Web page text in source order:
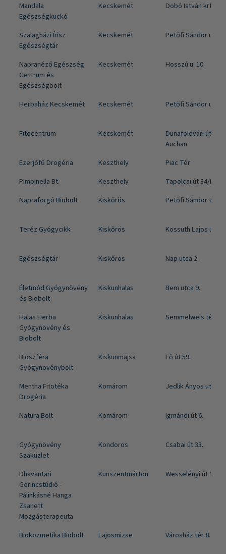
Mandala
Egészségkuckó
Kecskemét Dobó István krt. 3.
Szalagházi Írisz
Egészségtár
Kecskemét Petőfi Sándor utca
Napranéző Egészség
Centrum és
Egészségbolt
Kecskemét Hosszú u. 10.
Herbaház Kecskemét Kecskemét Petőfi Sándor u. 1.
Fitocentrum Kecskemét
Dunaföldvári út 2. -
Auchan
Ezerjófű Drogéria
Keszthely
Piac Tér
Pimpinella Bt.
Keszthely
Tapolcai út 34/B
Napraforgó Biobolt
Kiskőrös Petőfi Sándor tér
Teréz Gyógycikk Kiskőrös Kossuth Lajos u. 9.
Egészségtár Kiskőrös Nap utca 2.
Életmód Gyógynövény
és Biobolt
Kiskunhalas Bem utca 9.
Halas Herba
Gyógynövény és
Biobolt
Kiskunhalas Semmelweis tér 28.
Bioszféra
Gyógynövénybolt
Kiskunmajsa Fő út 59.
Mentha Fitotéka
Drogéria
Komárom Jedlik Ányos utca
Natura Bolt Komárom Igmándi út 6.
Gyógynövény
Szaküzlet
Kondoros Csabai út 33.
Dhavantari
Gerincstúdió -
Pálinkásné Hanga
Zsanett
Mozgásterapeuta
Kunszentmárton Wesselényi út 11.
Biokozmetika Biobolt Lajosmizse Városház tér 8. Fsz.